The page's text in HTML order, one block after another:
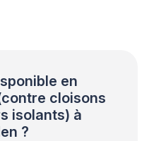
en
cloisons
isolants) à
?